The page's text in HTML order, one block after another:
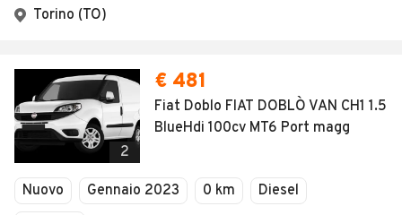
Torino (TO)
2
€ 481
Fiat Doblo FIAT DOBLÒ VAN CH1 1.5
BlueHdi 100cv MT6 Port magg
Nuovo Gennaio 2023 0 km
Diesel